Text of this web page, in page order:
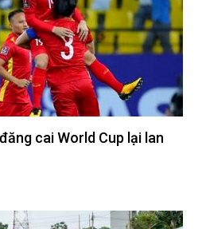
cai World Cup lại lan